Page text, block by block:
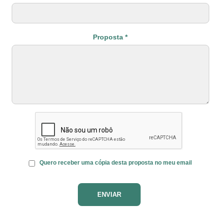
Proposta *
Quero receber uma cópia desta proposta no meu email